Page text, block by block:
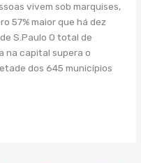
vivem sob marquises,
57% maior que há dez
S.Paulo O total de
na capital supera o
dos 645 municípios